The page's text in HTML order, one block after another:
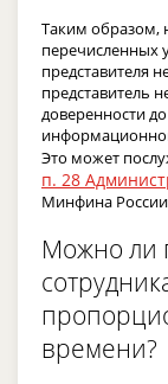
Таким образом,
перечисленных
представителя
представитель
доверенности
Это может
п. 28
Минфина России
Можно ли
времени?